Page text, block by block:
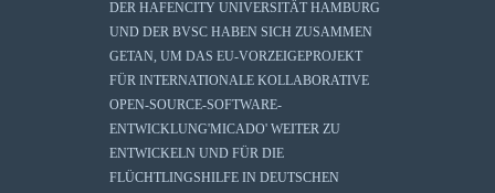
DER HAFENCITY UNIVERSITÄT HAMBURG
UND DER BVSC HABEN SICH ZUSAMMEN
GETAN, UM DAS EU-VORZEIGEPROJEKT
FÜR INTERNATIONALE KOLLABORATIVE
OPEN-SOURCE-SOFTWARE-
ENTWICKLUNG'MICADO' WEITER ZU
ENTWICKELN UND FÜR DIE
FLÜCHTLINGSHILFE IN DEUTSCHEN